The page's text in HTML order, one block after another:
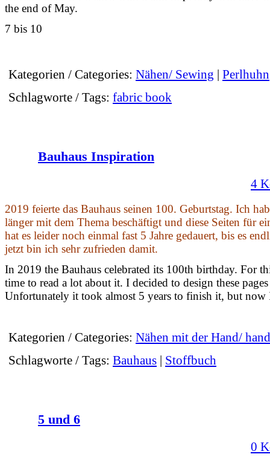
the end of May.
7 bis 10
Kategorien / Categories: Nähen/ Sewing | Perlhuhn
Schlagworte / Tags: fabric book
Bauhaus Inspiration
4
2019 feierte das Bauhaus seinen 100. Geburtstag. Ich
länger mit dem Thema beschäftigt und diese Seiten für
hat es leider noch einmal fast 5 Jahre gedauert, bis es
jetzt bin ich sehr zufrieden damit.
In 2019 the Bauhaus celebrated its 100th birthday. For
time to read a lot about it. I decided to design these
Unfortunately it took almost 5 years to finish it, but
Kategorien / Categories: Nähen mit der Hand/
Schlagworte / Tags: Bauhaus | Stoffbuch
5 und 6
0